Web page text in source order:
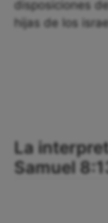
disposiciones
hijas de los
La
Samuel